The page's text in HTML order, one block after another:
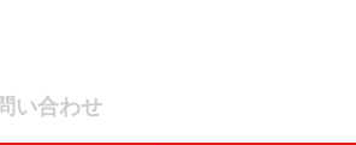
い合わせ